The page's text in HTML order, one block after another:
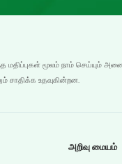
மதிப்புகள் மூலம் நாம் செய்யும்
சாதிக்க உதவுகின்றன.
அறிவு மையம்